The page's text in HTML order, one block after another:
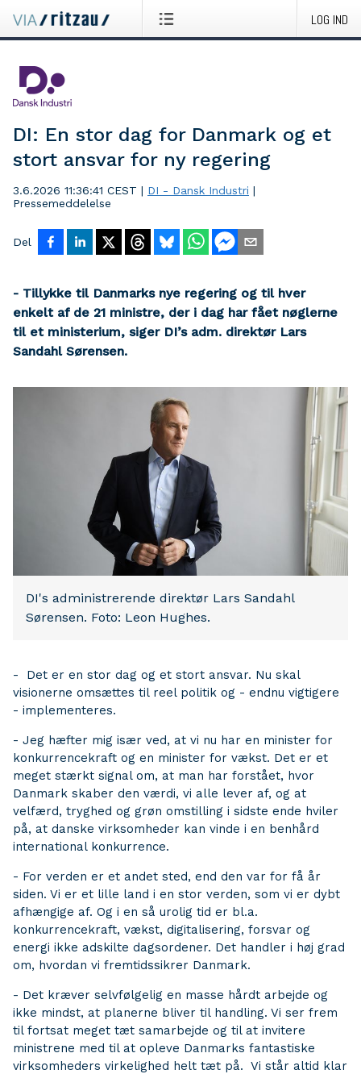
LOG IND
DI: En stor dag for Danmark og et
stort ansvar for ny regering
3.6.2026 11:36:41 CEST | DI - Dansk Industri |
Pressemeddelelse
Del
- Tillykke til Danmarks nye regering og til hver
enkelt af de 21 ministre, der i dag har fået nøglerne
til et ministerium, siger DI’s adm. direktør Lars
Sandahl Sørensen.
DI's administrerende direktør Lars Sandahl
Sørensen. Foto: Leon Hughes.
- Det er en stor dag og et stort ansvar. Nu skal
visionerne omsættes til reel politik og - endnu vigtigere
- implementeres.
- Jeg hæfter mig især ved, at vi nu har en minister for
konkurrencekraft og en minister for vækst. Det er et
meget stærkt signal om, at man har forstået, hvor
Danmark skaber den værdi, vi alle lever af, og at
velfærd, tryghed og grøn omstilling i sidste ende hviler
på, at danske virksomheder kan vinde i en benhård
international konkurrence.
- For verden er et andet sted, end den var for få år
siden. Vi er et lille land i en stor verden, som vi er dybt
afhængige af. Og i en så urolig tid er bl.a.
konkurrencekraft, vækst, digitalisering, forsvar og
energi ikke adskilte dagsordener. Det handler i høj grad
om, hvordan vi fremtidssikrer Danmark.
- Det kræver selvfølgelig en masse hårdt arbejde og
ikke mindst, at planerne bliver til handling. Vi ser frem
til fortsat meget tæt samarbejde og til at invitere
ministrene med til at opleve Danmarks fantastiske
virksomheders virkelighed helt tæt på. Vi står altid klar